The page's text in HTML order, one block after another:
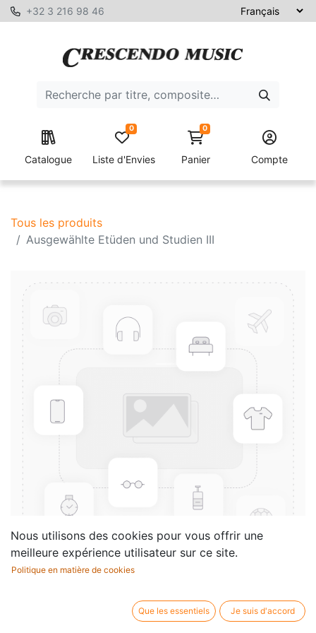
+32 3 216 98 46
Catalogue Liste d'Envies
0 0
Panier Compte
Tous les produits
Ausgewählte Etüden und Studien III
Ausgewählte Etüden und
Nous utilisons des cookies pour vous offrir une
meilleure expérience utilisateur sur ce site.
Politique en matière de cookies
Que les essentiels Je suis d'accord